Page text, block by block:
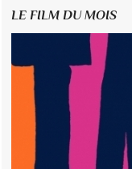
LE FILM DU MOIS